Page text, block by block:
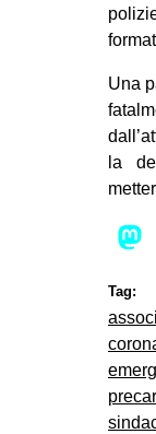
Una
la
Tag: